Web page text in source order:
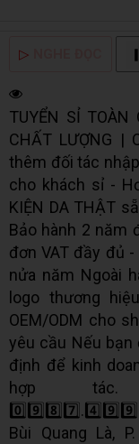
▷
TUYỂN SỈ
CHẤT LƯỢNG |
thêm đối tác
cho khách sỉ -
KIỆN DA THẬT
Bảo hành 2 năm
đơn VAT đầy đủ
nửa năm Ngoài
logo thương
OEM/ODM cho
yêu cầu Nếu bạn
định để kinh
hợp
Bùi Quang Là,